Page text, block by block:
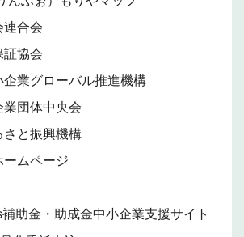
連合会
証協会
企業グローバル推進機構
団体中央会
さと振興機構
ームページ
助金・助成金中小企業支援サイト